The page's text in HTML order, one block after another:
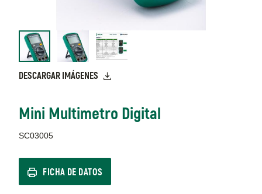
DESCARGAR IMÁGENES
Mini Multimetro Digital
SC03005
FICHA DE DATOS